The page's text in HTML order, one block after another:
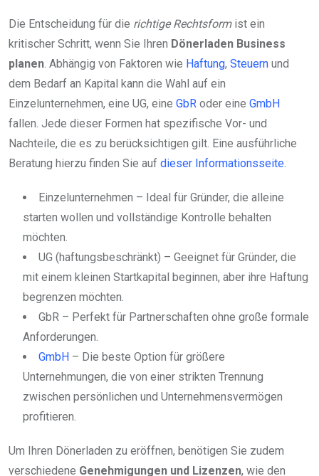
Die Entscheidung für die richtige Rechtsformist ein
kritischer Schritt, wenn Sie Ihren Dönerladen Business
planen . Abhängig von Faktoren wie Haftung, Steuern und
dem Bedarf an Kapital kann die Wahl auf ein
Einzelunternehmen, eine UG, eine GbR oder eine GmbH
fallen. Jede dieser Formen hat spezifische Vor- und
Nachteile, die es zu berücksichtigen gilt. Eine ausführliche
Beratung hierzu finden Sie auf dieser Informationsseite
Einzelunternehmen – Ideal für Gründer, die alleine
starten wollen und vollständige Kontrolle behalten
möchten.
UG (haftungsbeschränkt) – Geeignet für Gründer, die
mit einem kleinen Startkapital beginnen, aber ihre Haftung
begrenzen möchten.
GbR – Perfekt für Partnerschaften ohne große formale
Anforderungen.
GmbH – Die beste Option für größere
Unternehmungen, die von einer strikten Trennung
zwischen persönlichen und Unternehmensvermögen
profitieren.
Um Ihren Dönerladen zu eröffnen, benötigen Sie zudem
verschiedene Genehmigungen und Lizenzen, wie den